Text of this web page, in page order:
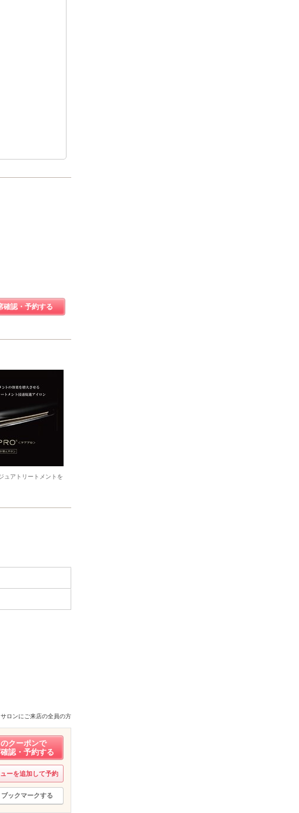
確認・予約する
ュアトリートメントを
サロンにご来店の全員の方
クーポンで
認・予約する
ーを追加して予約
ブックマークする